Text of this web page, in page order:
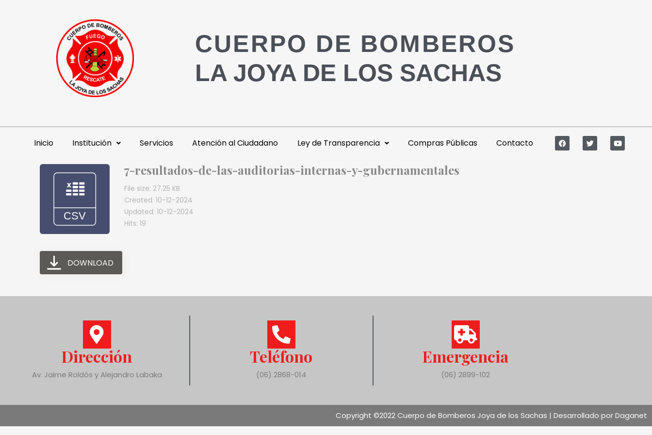
CUERPO DE BOMBEROS
LA JOYA DE LOS SACHAS
Inicio Institución Servicios Atención al Ciudadano Ley de Transparencia Compras Públicas Contacto
7-resultados-de-las-auditorias-internas-y-gubernamentales
File size: 27.25 KB
Created: 10-12-2024
Updated: 10-12-2024
Hits: 19
DOWNLOAD
Dirección
Av. Jaime Roldós y Alejandro Labaka
Teléfono
(06) 2868-014
Emergencia
(06) 2899-102
Copyright ©2022 Cuerpo de Bomberos Joya de los Sachas | Desarrollado por Daganet